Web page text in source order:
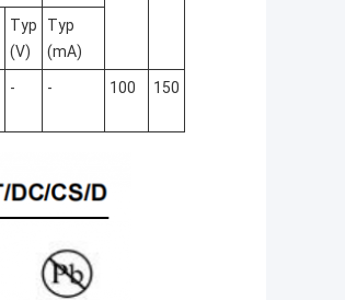
Typ
(V)
Typ
(mA)
- - 100 150